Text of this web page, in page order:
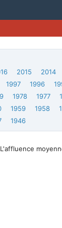
2015 2014
1997 1996
1978 1977
1959 1958
1946